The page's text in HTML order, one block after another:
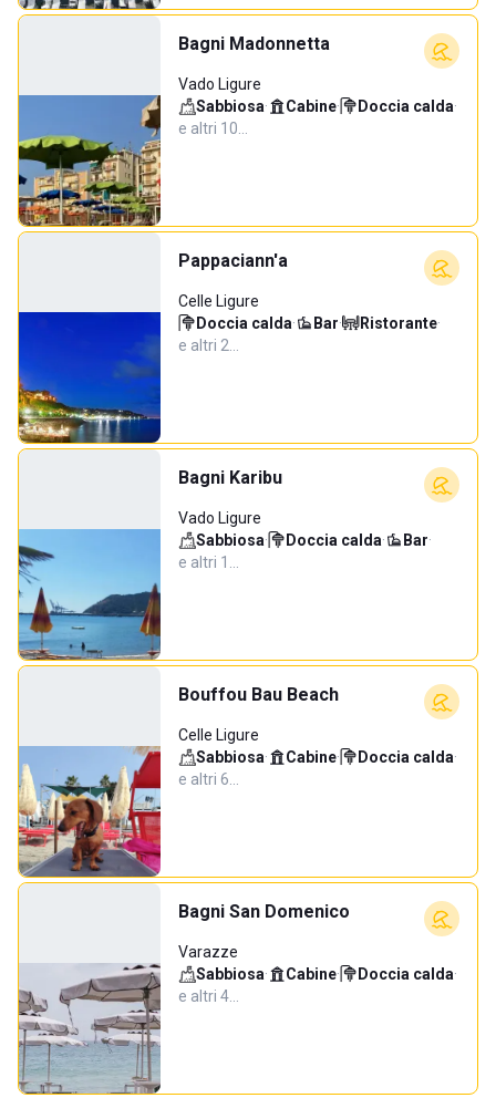
Bagni Madonnetta
Vado Ligure
Sabbiosa· Cabine· Doccia calda·
e altri 10…
Pappaciann'a
Celle Ligure
Doccia calda· Bar· Ristorante·
e altri 2…
Bagni Karibu
Vado Ligure
Sabbiosa· Doccia calda· Bar·
e altri 1…
Bouffou Bau Beach
Celle Ligure
Sabbiosa· Cabine· Doccia calda·
e altri 6…
Bagni San Domenico
Varazze
Sabbiosa· Cabine· Doccia calda·
e altri 4…